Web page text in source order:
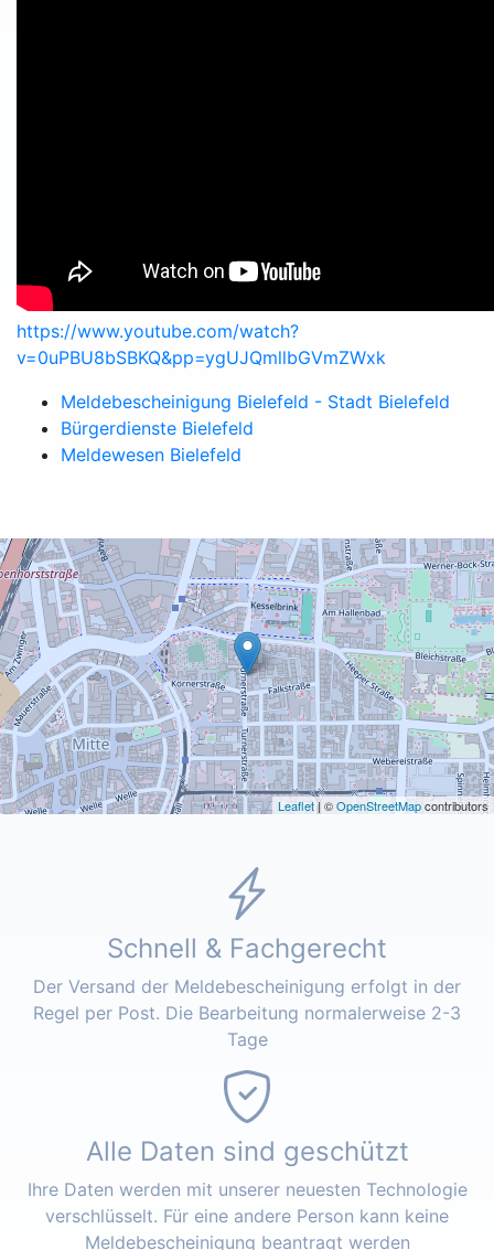
https://www.youtube.com/watch?
v=0uPBU8bSBKQ&pp=ygUJQmllbGVmZWxk
Meldebescheinigung Bielefeld - Stadt Bielefeld
Bürgerdienste Bielefeld
Meldewesen Bielefeld
Leaflet| ©OpenStreetMapcontributors
Schnell & Fachgerecht
Der Versand der Meldebescheinigung erfolgt in der
Regel per Post. Die Bearbeitung normalerweise 2-3
Tage
Alle Daten sind geschützt
Ihre Daten werden mit unserer neuesten Technologie
verschlüsselt. Für eine andere Person kann keine
Meldebescheinigung beantragt werden